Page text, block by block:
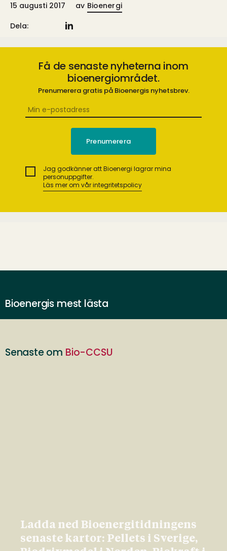
15 augusti 2017 av Bioenergi
Dela:
Få de senaste nyheterna inom
bioenergiområdet.
Prenumerera gratis på Bioenergis nyhetsbrev.
Jag godkänner att Bioenergi lagrar mina
personuppgifter.
Läs mer om vår integritetspolicy
Bioenergis mest lästa
Senaste om Bio-CCSU
Ladda ned Bioenergitidningens
senaste kartor: Pellets i Sverige,